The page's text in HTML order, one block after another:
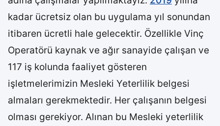
kadar ücretsiz olan bu uygulama yıl sonundan
itibaren ücretli hale gelecektir. Özellikle Vinç
Operatörü kaynak ve ağır sanayide çalışan ve
117 iş kolunda faaliyet gösteren
işletmelerimizin Mesleki Yeterlilik belgesi
almaları gerekmektedir. Her çalışanın belgesi
olması gerekiyor. Alınan bu Mesleki yeterlilik